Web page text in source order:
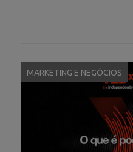
MARKETING E NEGÓCIOS